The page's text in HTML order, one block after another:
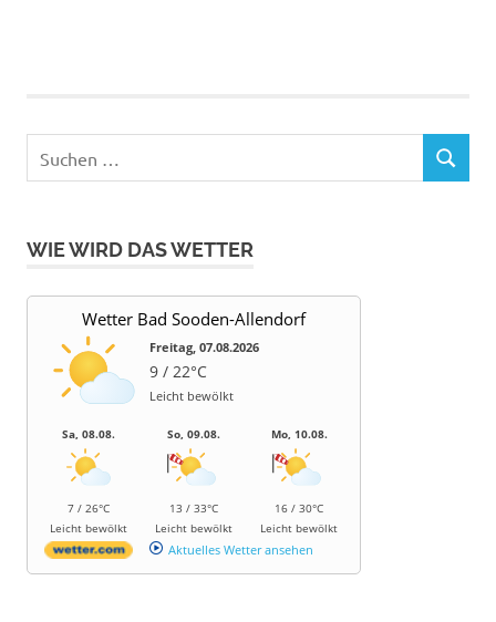
nach:
SUCHEN
WIE WIRD DAS WETTER
Wetter Bad Sooden-Allendorf
Freitag, 07.08.2026
9 / 22°C
Leicht bewölkt
Sa, 08.08.
7 / 26°C
Leicht bewölkt
So, 09.08.
13 / 33°C
Leicht bewölkt
Mo, 10.08.
16 / 30°C
Leicht bewölkt
Aktuelles Wetter ansehen